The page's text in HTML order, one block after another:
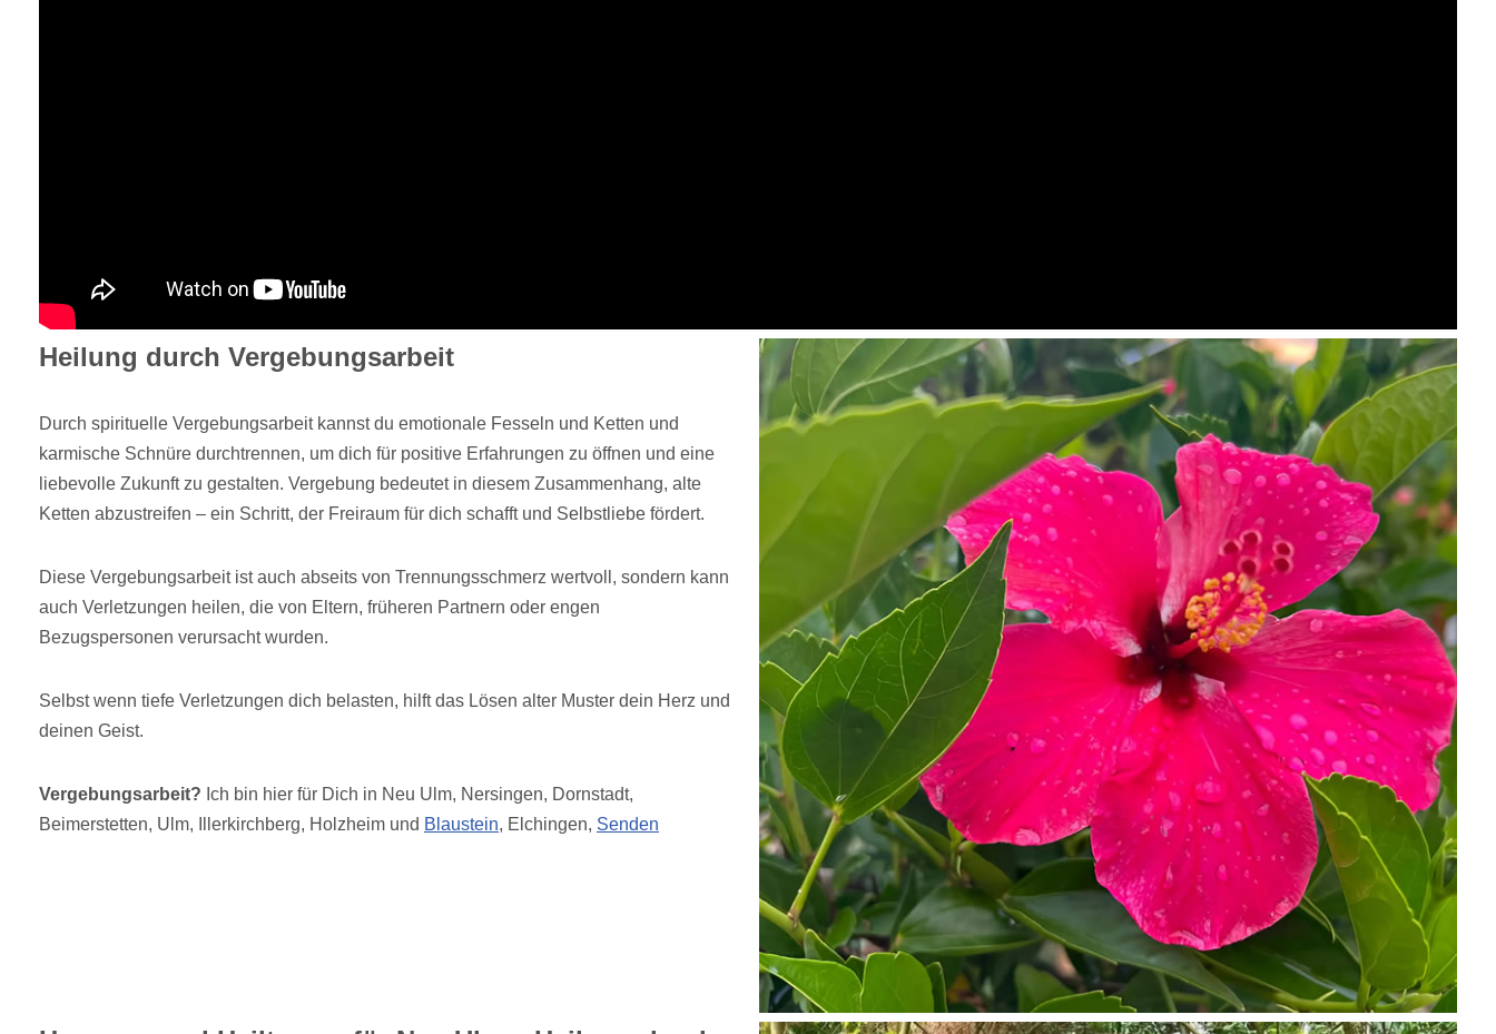
Heilung durch Vergebungsarbeit
Durch spirituelle Vergebungsarbeit kannst du emotionale Fesseln und Ketten und
karmische Schnüre durchtrennen, um dich für positive Erfahrungen zu öffnen und eine
liebevolle Zukunft zu gestalten. Vergebung bedeutet in diesem Zusammenhang, alte
Ketten abzustreifen – ein Schritt, der Freiraum für dich schafft und Selbstliebe fördert.
Diese Vergebungsarbeit ist auch abseits von Trennungsschmerz wertvoll, sondern kann
auch Verletzungen heilen, die von Eltern, früheren Partnern oder engen
Bezugspersonen verursacht wurden.
Selbst wenn tiefe Verletzungen dich belasten, hilft das Lösen alter Muster dein Herz und
deinen Geist.
Vergebungsarbeit? Ich bin hier für Dich in Neu Ulm, Nersingen, Dornstadt,
Beimerstetten, Ulm, Illerkirchberg, Holzheim und Blaustein, Elchingen, Senden